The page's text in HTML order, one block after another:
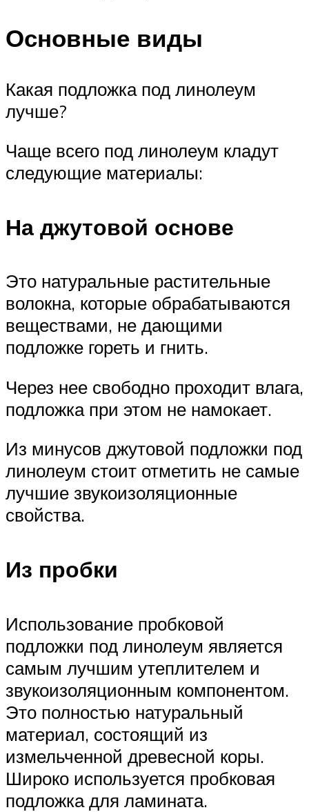
Основные виды
Какая подложка под линолеум
лучше?
Чаще всего под линолеум кладут
следующие материалы:
На джутовой основе
Это натуральные растительные
волокна, которые обрабатываются
веществами, не дающими
подложке гореть и гнить.
Через нее свободно проходит влага,
подложка при этом не намокает.
Из минусов джутовой подложки под
линолеум стоит отметить не самые
лучшие звукоизоляционные
свойства.
Из пробки
Использование пробковой
подложки под линолеум является
самым лучшим утеплителем и
звукоизоляционным компонентом.
Это полностью натуральный
материал, состоящий из
измельченной древесной коры.
Широко используется пробковая
подложка для ламината.